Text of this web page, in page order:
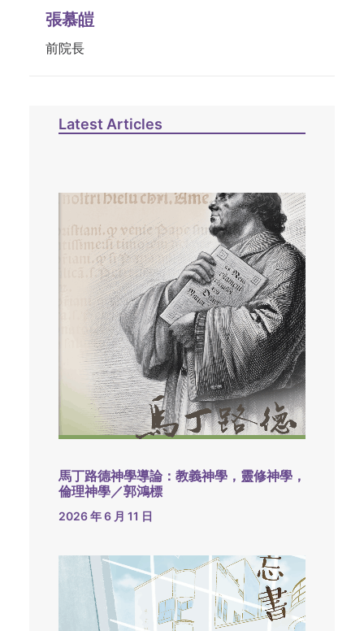
張慕皚
前院長
Latest Articles
馬丁路德神學導論：教義神學，靈修神學，
倫理神學／郭鴻標
2026 年 6 月 11 日